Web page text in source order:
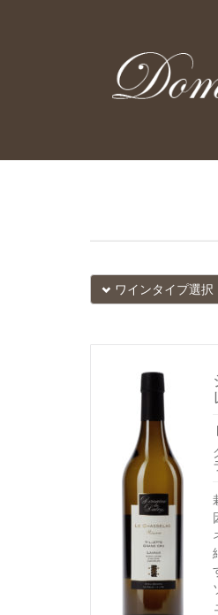
ワインタイプ選択